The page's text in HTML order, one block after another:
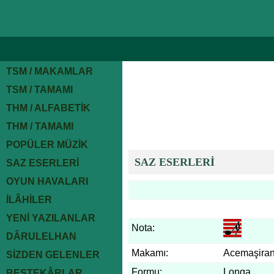
TSM / MAKAMLAR
TSM / TAMAMI
THM / ALFABETİK
THM / TAMAMI
POPÜLER MÜZİK
SAZ ESERLERİ
OYUN HAVALARI
İLÂHİLER
YENİ YAZILANLAR
DÂRULELHAN
SİZDEN GELENLER
SAZ ESERLERİ
Nota:
Makamı:
Formu:
Longa